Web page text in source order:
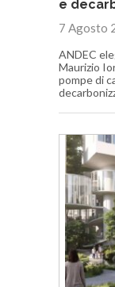
e
7 Agosto
ANDEC
Maurizio
pompe di